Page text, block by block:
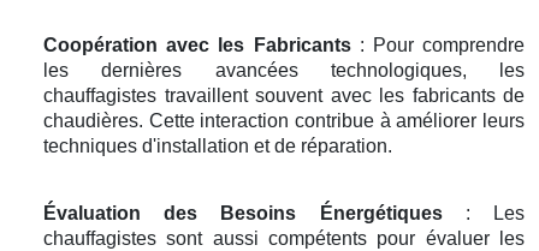
Coopération avec les Fabricants: Pour comprendre
les dernières avancées technologiques, les
chauffagistes travaillent souvent avec les fabricants de
chaudières. Cette interaction contribue à améliorer leurs
techniques d'installation et de réparation.
Évaluation des Besoins Énergétiques: Les
chauffagistes sont aussi compétents pour évaluer les